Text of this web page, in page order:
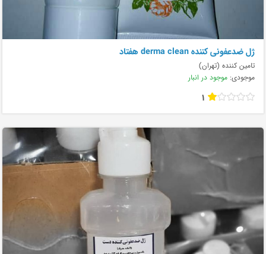
ژل ضدعفونی کننده derma clean هفتاد
تامین کننده (تهران)
موجودی: موجود در انبار
1